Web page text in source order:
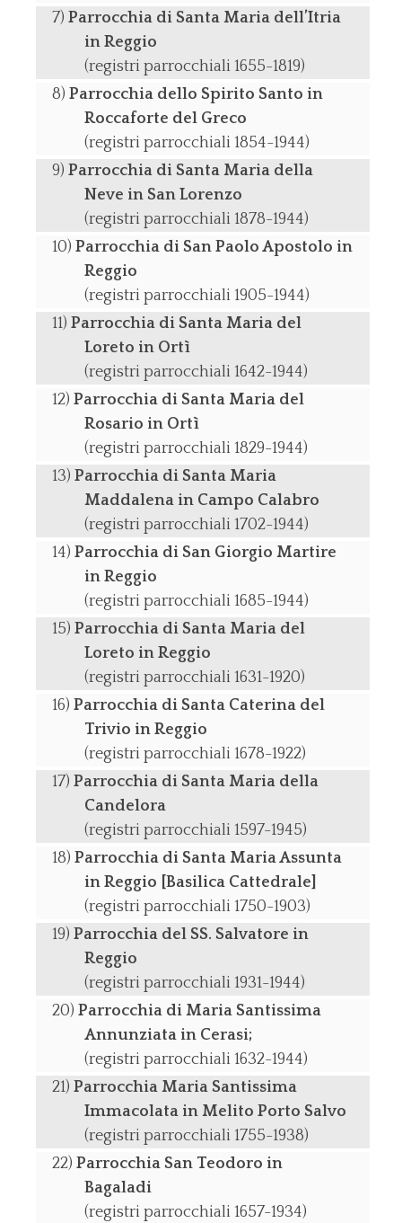
Parrocchia di Santa Maria dell’Itria
in Reggio
(registri parrocchiali 1655-1819)
Parrocchia dello Spirito Santo in
Roccaforte del Greco
(registri parrocchiali 1854-1944)
Parrocchia di Santa Maria della
Neve in San Lorenzo
(registri parrocchiali 1878-1944)
Parrocchia di San Paolo Apostolo in
Reggio
(registri parrocchiali 1905-1944)
Parrocchia di Santa Maria del
Loreto in Ortì
(registri parrocchiali 1642-1944)
Parrocchia di Santa Maria del
Rosario in Ortì
(registri parrocchiali 1829-1944)
Parrocchia di Santa Maria
Maddalena in Campo Calabro
(registri parrocchiali 1702-1944)
Parrocchia di San Giorgio Martire
in Reggio
(registri parrocchiali 1685-1944)
Parrocchia di Santa Maria del
Loreto in Reggio
(registri parrocchiali 1631-1920)
Parrocchia di Santa Caterina del
Trivio in Reggio
(registri parrocchiali 1678-1922)
Parrocchia di Santa Maria della
Candelora
(registri parrocchiali 1597-1945)
Parrocchia di Santa Maria Assunta
in Reggio [Basilica Cattedrale]
(registri parrocchiali 1750-1903)
Parrocchia del SS. Salvatore in
Reggio
(registri parrocchiali 1931-1944)
Parrocchia di Maria Santissima
Annunziata in Cerasi;
(registri parrocchiali 1632-1944)
Parrocchia Maria Santissima
Immacolata in Melito Porto Salvo
(registri parrocchiali 1755-1938)
Parrocchia San Teodoro in
Bagaladi
(registri parrocchiali 1657-1934)